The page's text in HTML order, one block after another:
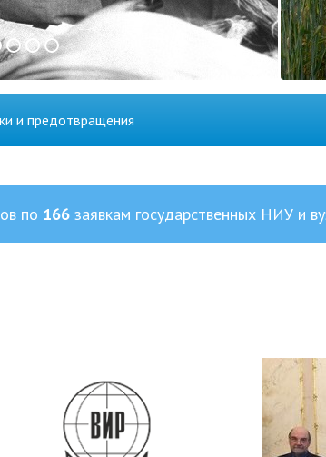
и предотвращения
по 166 заявкам государственных НИУ и